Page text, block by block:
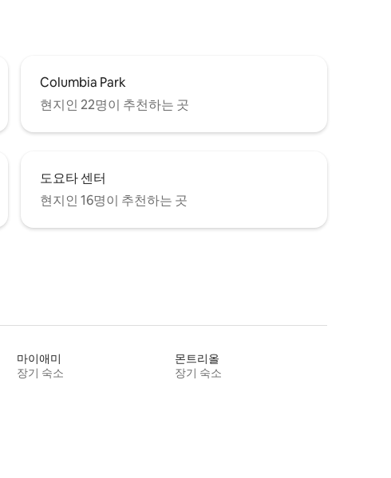
Columbia Park
현지인 22명이 추천하는 곳
도요타 센터
현지인 16명이 추천하는 곳
마이애미
장기 숙소
몬트리올
장기 숙소